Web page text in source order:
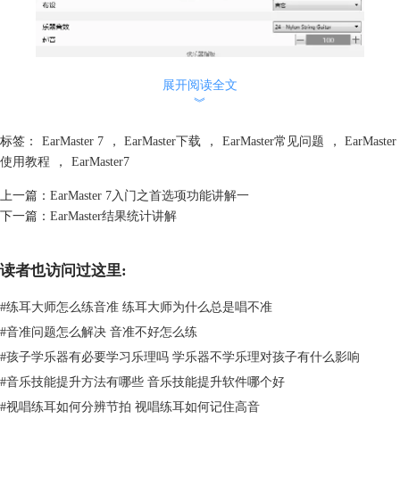
节拍器：设置节拍器和第一拍的乐器音效和起音。
节奏：设置节奏和（持续的）节奏乐器音效和起音。
展开阅读全文
︾
标签： EarMaster 7 ， EarMaster下载 ， EarMaster常见问题 ，
EarMaster
使用教程
， EarMaster7
上一篇： EarMaster 7入门之首选项功能讲解一
下一篇： EarMaster结果统计讲解
读者也访问过这里:
#练耳大师怎么练音准 练耳大师为什么总是唱不准
#音准问题怎么解决 音准不好怎么练
#孩子学乐器有必要学习乐理吗 学乐器不学乐理对孩子有什么影响
#音乐技能提升方法有哪些 音乐技能提升软件哪个好
#视唱练耳如何分辨节拍 视唱练耳如何记住高音